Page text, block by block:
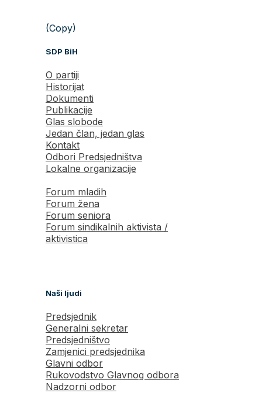
(Copy)
SDP BiH
O partiji
Historijat
Dokumenti
Publikacije
Glas slobode
Jedan član, jedan glas
Kontakt
Odbori Predsjedništva
Lokalne organizacije
Forum mladih
Forum žena
Forum seniora
Forum sindikalnih aktivista /
aktivistica
Naši ljudi
Predsjednik
Generalni sekretar
Predsjedništvo
Zamjenici predsjednika
Glavni odbor
Rukovodstvo Glavnog odbora
Nadzorni odbor